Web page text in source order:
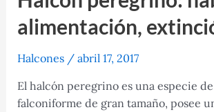
alimentación,
Halcones/ abril 17, 2017
El halcón peregrino es una especie de
falconiforme de gran tamaño, posee